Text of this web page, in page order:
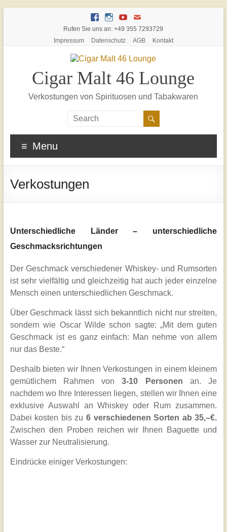
Rufen Sie uns an: +49 355 7293729
Impressum
Datenschutz AGB Kontakt
Cigar Malt 46 Lounge
Verkostungen von Spirituosen und Tabakwaren
Menu
Verkostungen
Unterschiedliche Länder – unterschiedliche
Geschmacksrichtungen
Der Geschmack verschiedener Whiskey- und Rumsorten
ist sehr vielfältig und gleichzeitig hat auch jeder einzelne
Mensch einen unterschiedlichen Geschmack.
Über Geschmack lässt sich bekanntlich nicht nur streiten,
sondern wie Oscar Wilde schon sagte: „Mit dem guten
Geschmack ist es ganz einfach: Man nehme von allem
nur das Beste.“
Deshalb bieten wir Ihnen Verkostungen in einem kleinem
gemütlichem Rahmen von3-10 Personen an. Je
nachdem wo Ihre Interessen liegen, stellen wir Ihnen eine
exklusive Auswahl an Whiskey oder Rum zusammen.
Dabei kosten bis zu 6 verschiedenen Sorten ab 35,–€.
Zwischen den Proben reichen wir Ihnen Baguette und
Wasser zur Neutralisierung.
Eindrücke einiger Verkostungen: